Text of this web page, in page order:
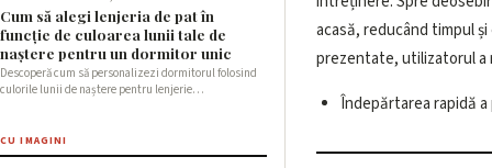
Cum să alegi lenjeria de pat în
funcție de culoarea lunii tale de
naștere pentru un dormitor unic
Descoperă cum să personalizezi dormitorul folosind
culorile lunii de naștere pentru lenjerie…
CU IMAGINI
acasă, reducând timpul
prezentate, utilizatorul a
Îndepărtarea rapidă